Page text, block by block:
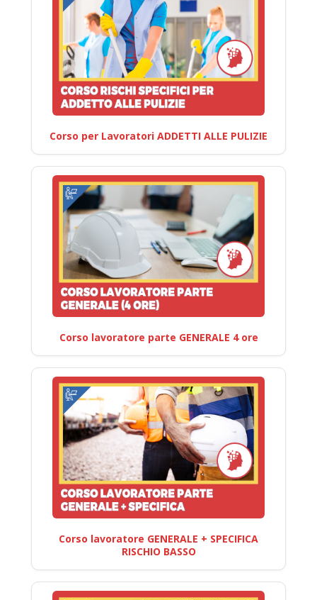
Corso per Lavoratori ADDETTI ALLE PULIZIE
Corso lavoratore parte GENERALE 4 ore
Corso lavoratore GENERALE + SPECIFICA
RISCHIO BASSO